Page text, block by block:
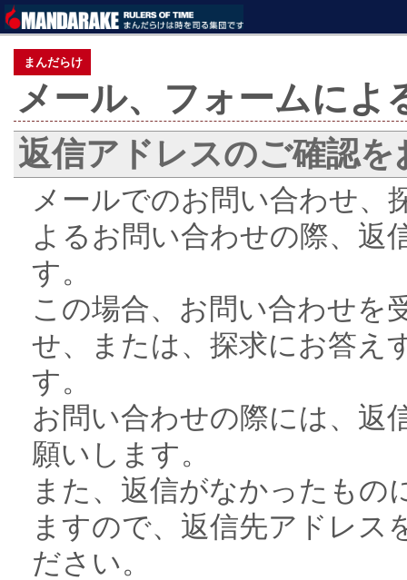
まんだらけ
メール、フォームによ
返信アドレスのご確認を
メールでのお問い合わせ、
よるお問い合わせの際、返
す。
この場合、お問い合わせを
せ、または、探求にお答え
す。
お問い合わせの際には、返
願いします。
また、返信がなかったもの
ますので、返信先アドレス
ださい。